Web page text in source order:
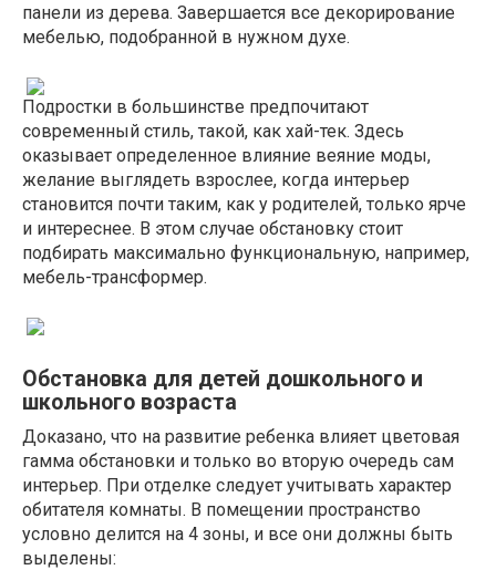
панели из дерева. Завершается все декорирование
мебелью, подобранной в нужном духе.
Подростки в большинстве предпочитают
современный стиль, такой, как хай-тек. Здесь
оказывает определенное влияние веяние моды,
желание выглядеть взрослее, когда интерьер
становится почти таким, как у родителей, только ярче
и интереснее. В этом случае обстановку стоит
подбирать максимально функциональную, например,
мебель-трансформер.
Обстановка для детей дошкольного и
школьного возраста
Доказано, что на развитие ребенка влияет цветовая
гамма обстановки и только во вторую очередь сам
интерьер. При отделке следует учитывать характер
обитателя комнаты. В помещении пространство
условно делится на 4 зоны, и все они должны быть
выделены: